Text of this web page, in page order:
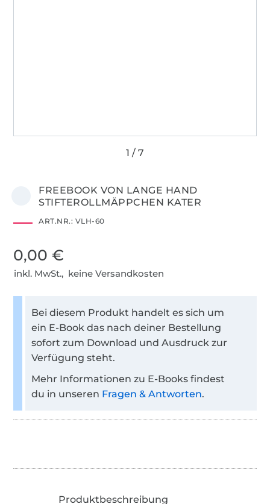
FREEBOOK VON LANGE HAND
STIFTEROLLMÄPPCHEN KATER
ART.NR.: VLH-60
0,00 €
inkl. MwSt., keine Versandkosten
Bei diesem Produkt handelt es sich um
ein E-Book das nach deiner Bestellung
sofort zum Download und Ausdruck zur
Verfügung steht.
Mehr Informationen zu E-Books findest
du in unseren Fragen & Antworten.